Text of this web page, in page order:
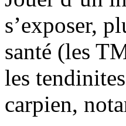
s’exposer,
santé (les
les
carpien,